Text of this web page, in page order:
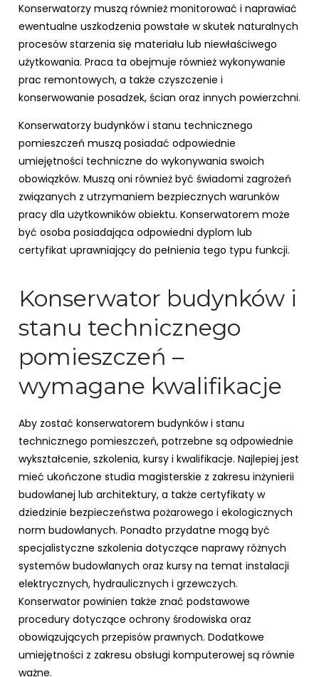
Konserwatorzy muszą również monitorować i naprawiać
ewentualne uszkodzenia powstałe w skutek naturalnych
procesów starzenia się materiału lub niewłaściwego
użytkowania. Praca ta obejmuje również wykonywanie
prac remontowych, a także czyszczenie i
konserwowanie posadzek, ścian oraz innych powierzchni.
Konserwatorzy budynków i stanu technicznego
pomieszczeń muszą posiadać odpowiednie
umiejętności techniczne do wykonywania swoich
obowiązków. Muszą oni również być świadomi zagrożeń
związanych z utrzymaniem bezpiecznych warunków
pracy dla użytkowników obiektu. Konserwatorem może
być osoba posiadająca odpowiedni dyplom lub
certyfikat uprawniający do pełnienia tego typu funkcji.
Konserwator budynków i
stanu technicznego
pomieszczeń –
wymagane kwalifikacje
Aby zostać konserwatorem budynków i stanu
technicznego pomieszczeń, potrzebne są odpowiednie
wykształcenie, szkolenia, kursy i kwalifikacje. Najlepiej jest
mieć ukończone studia magisterskie z zakresu inżynierii
budowlanej lub architektury, a także certyfikaty w
dziedzinie bezpieczeństwa pożarowego i ekologicznych
norm budowlanych. Ponadto przydatne mogą być
specjalistyczne szkolenia dotyczące naprawy różnych
systemów budowlanych oraz kursy na temat instalacji
elektrycznych, hydraulicznych i grzewczych.
Konserwator powinien także znać podstawowe
procedury dotyczące ochrony środowiska oraz
obowiązujących przepisów prawnych. Dodatkowe
umiejętności z zakresu obsługi komputerowej są równie
ważne.